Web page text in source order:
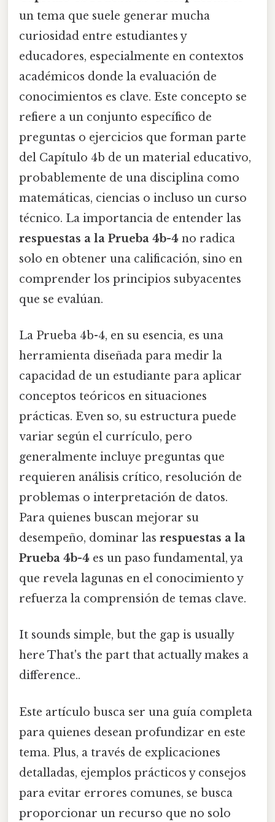
un tema que suele generar mucha
curiosidad entre estudiantes y
educadores, especialmente en contextos
académicos donde la evaluación de
conocimientos es clave. Este concepto se
refiere a un conjunto específico de
preguntas o ejercicios que forman parte
del Capítulo 4b de un material educativo,
probablemente de una disciplina como
matemáticas, ciencias o incluso un curso
técnico. La importancia de entender las
respuestas a la Prueba 4b-4 no radica
solo en obtener una calificación, sino en
comprender los principios subyacentes
que se evalúan.
La Prueba 4b-4, en su esencia, es una
herramienta diseñada para medir la
capacidad de un estudiante para aplicar
conceptos teóricos en situaciones
prácticas. Even so, su estructura puede
variar según el currículo, pero
generalmente incluye preguntas que
requieren análisis crítico, resolución de
problemas o interpretación de datos.
Para quienes buscan mejorar su
desempeño, dominar las respuestas a la
Prueba 4b-4 es un paso fundamental, ya
que revela lagunas en el conocimiento y
refuerza la comprensión de temas clave.
It sounds simple, but the gap is usually
here That's the part that actually makes a
difference..
Este artículo busca ser una guía completa
para quienes desean profundizar en este
tema. Plus, a través de explicaciones
detalladas, ejemplos prácticos y consejos
para evitar errores comunes, se busca
proporcionar un recurso que no solo